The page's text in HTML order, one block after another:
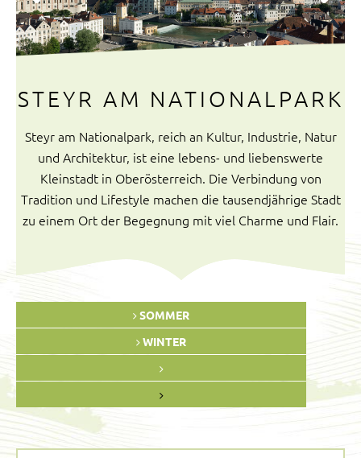
STEYR AM NATIONALPARK
Steyr am Nationalpark, reich an Kultur, Industrie, Natur
und Architektur, ist eine lebens- und liebenswerte
Kleinstadt in Oberösterreich. Die Verbindung von
Tradition und Lifestyle machen die tausendjährige Stadt
zu einem Ort der Begegnung mit viel Charme und Flair.
SOMMER
WINTER